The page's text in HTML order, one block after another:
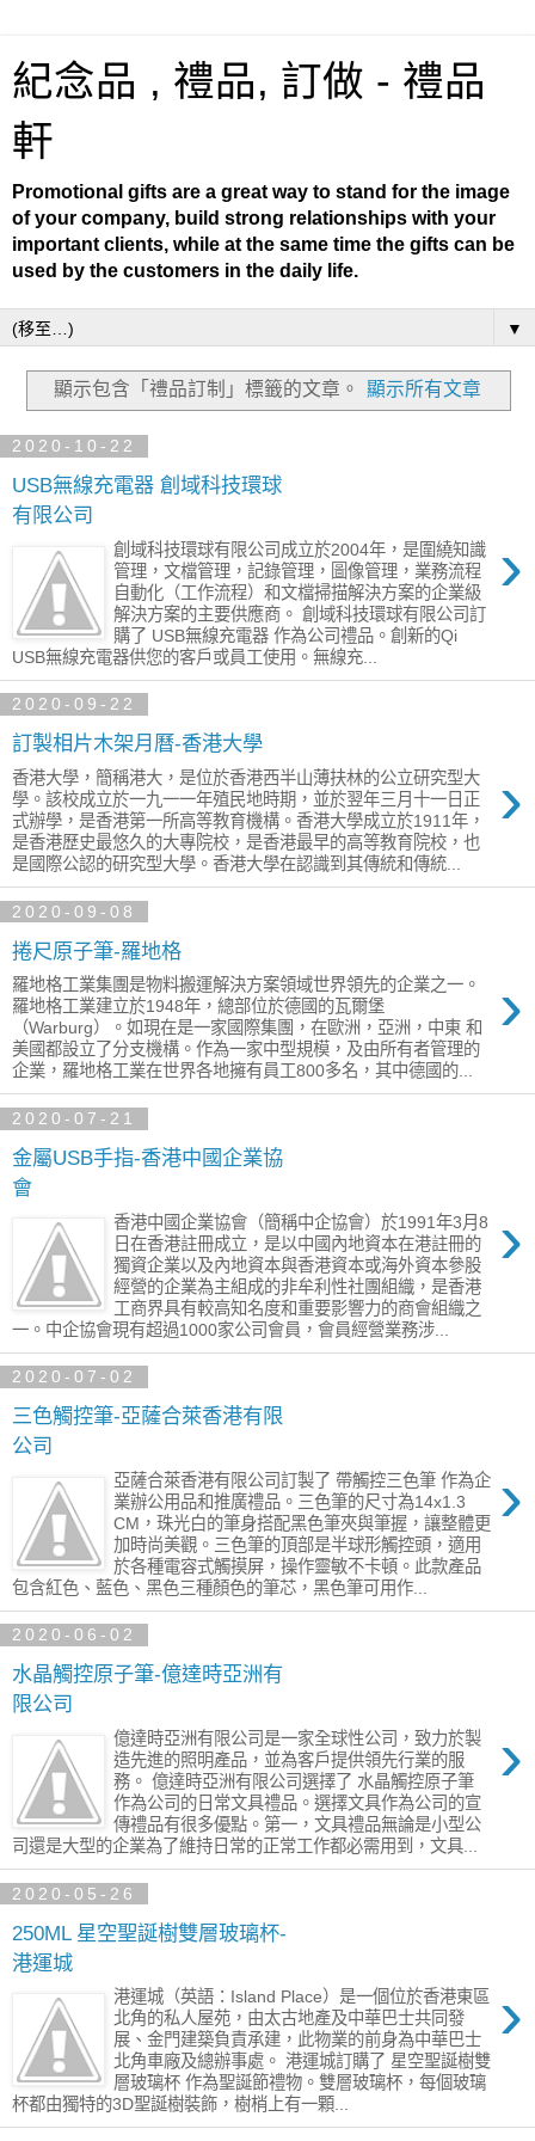
紀念品 , 禮品, 訂做 - 禮品
軒
Promotional gifts are a great way to stand for the image
of your company, build strong relationships with your
important clients, while at the same time the gifts can be
used by the customers in the daily life.
▼
顯示包含「禮品訂制」 標籤的文章。 顯示所有文章
2020-10-22
USB無線充電器 創域科技環球
有限公司
›
創域科技環球有限公司成立於2004年，是圍繞知識
管理，文檔管理，記錄管理，圖像管理，業務流程
自動化（工作流程）和文檔掃描解決方案的企業級
解決方案的主要供應商。 創域科技環球有限公司訂
購了 USB無線充電器 作為公司禮品。創新的Qi
USB無線充電器供您的客戶或員工使用。無線充...
2020-09-22
訂製相片木架月曆-香港大學
›
香港大學，簡稱港大，是位於香港西半山薄扶林的公立研究型大
學。該校成立於一九一一年殖民地時期，並於翌年三月十一日正
式辦學，是香港第一所高等教育機構。香港大學成立於1911年，
是香港歷史最悠久的大專院校，是香港最早的高等教育院校，也
是國際公認的研究型大學。香港大學在認識到其傳統和傳統...
2020-09-08
捲尺原子筆-羅地格
›
羅地格工業集團是物料搬運解決方案領域世界領先的企業之一。
羅地格工業建立於1948年，總部位於德國的瓦爾堡
（Warburg）。如現在是一家國際集團，在歐洲，亞洲，中東 和
美國都設立了分支機構。作為一家中型規模，及由所有者管理的
企業，羅地格工業在世界各地擁有員工800多名，其中德國的...
2020-07-21
金屬USB手指-香港中國企業協
會
›
香港中國企業協會（簡稱中企協會）於1991年3月8
日在香港註冊成立，是以中國內地資本在港註冊的
獨資企業以及內地資本與香港資本或海外資本參股
經營的企業為主組成的非牟利性社團組織，是香港
工商界具有較高知名度和重要影響力的商會組織之
一。中企協會現有超過1000家公司會員，會員經營業務涉...
2020-07-02
三色觸控筆-亞薩合萊香港有限
公司
›
亞薩合萊香港有限公司訂製了 帶觸控三色筆 作為企
業辦公用品和推廣禮品。三色筆的尺寸為14x1.3
CM，珠光白的筆身搭配黑色筆夾與筆握，讓整體更
加時尚美觀。三色筆的頂部是半球形觸控頭，適用
於各種電容式觸摸屏，操作靈敏不卡頓。此款產品
包含紅色、藍色、黑色三種顏色的筆芯，黑色筆可用作...
2020-06-02
水晶觸控原子筆-億達時亞洲有
限公司
›
億達時亞洲有限公司是一家全球性公司，致力於製
造先進的照明產品，並為客戶提供領先行業的服
務。 ​億達時亞洲有限公司選擇了 水晶觸控原子筆
作為公司的日常文具禮品。選擇文具作為公司的宣
傳禮品有很多優點。第一，文具禮品無論是小型公
司還是大型的企業為了維持日常的正常工作都必需用到，文具...
2020-05-26
250ML 星空聖誕樹雙層玻璃杯-
港運城
›
港運城（英語：Island Place）是一個位於香港東區
北角的私人屋苑，由太古地產及中華巴士共同發
展、金門建築負責承建，此物業的前身為中華巴士
北角車廠及總辦事處。 港運城訂購了 星空聖誕樹雙
層玻璃杯 作為聖誕節禮物。雙層玻璃杯，每個玻璃
杯都由獨特的3D聖誕樹裝飾，樹梢上有一顆...